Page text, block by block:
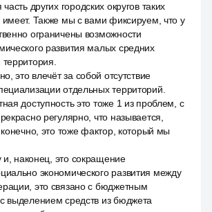
других городских округов таких
имеет. Также мы с вами фиксируем, что у
ограничены возможности
развития малых средних
это влечёт за собой отсутствие
отдельных территорий.
доступность это тоже 1 из проблем, с
регулярно, что называется,
это тоже фактор, который мы
и, наконец, это сокращение
экономического развития между
это связано с бюджетным
выделением средств из бюджета